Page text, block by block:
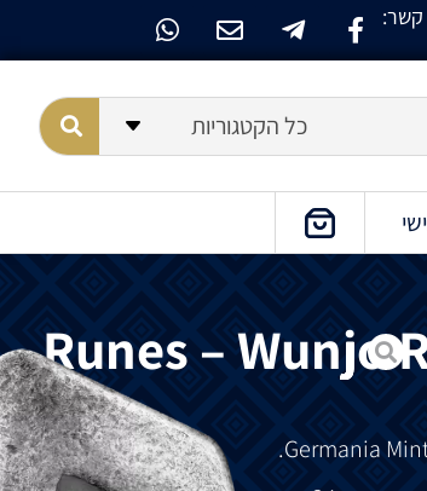
כל הקטגוריות
Runes – Wunjo
.